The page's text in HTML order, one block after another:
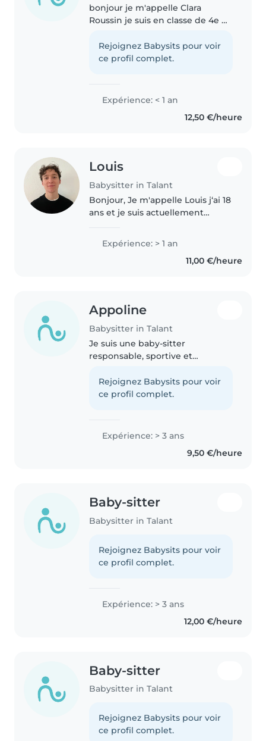
bonjour je m'appelle Clara
Roussin je suis en classe de 4e et
faire quelque sous , dans le
domaine de l'enfance j'ai pu faire
Rejoignez Babysits pour voir
ce profil complet.
Expérience: < 1 an
12,50 €/heure
Louis
Babysitter in Talant
Bonjour, Je m'appelle Louis j‘ai 18
ans et je suis actuellement
suis actuellement en vacances
pour 6 semaines, ce qui permet
de proposer mes services..
Expérience: > 1 an
11,00 €/heure
Appoline
Babysitter in Talant
Je suis une baby-sitter
responsable, sportive et
d'expérience dans la garde
d'enfants de tous âges. J'ai
Rejoignez Babysits pour voir
ce profil complet.
Expérience: > 3 ans
9,50 €/heure
Baby-sitter
Babysitter in Talant
Rejoignez Babysits pour voir
ce profil complet.
Expérience: > 3 ans
12,00 €/heure
Baby-sitter
Babysitter in Talant
Rejoignez Babysits pour voir
ce profil complet.